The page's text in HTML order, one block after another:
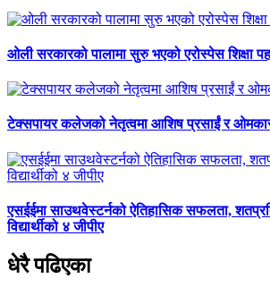
ओली सरकारको पालामा सुरु भएको एरोस्पेस शिक्षा
टेक्सपायर कलेजको नेतृत्वमा आशिष प्रसाईं र
एसईईमा साउथवेस्टर्नको ऐतिहासिक सफलता,
विद्यार्थीको ४ जीपीए
धेरै पढिएका